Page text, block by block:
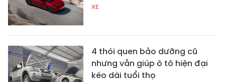
XE
4 thói quen bảo dưỡng cũ
nhưng vẫn giúp ô tô hiện đại
kéo dài tuổi thọ